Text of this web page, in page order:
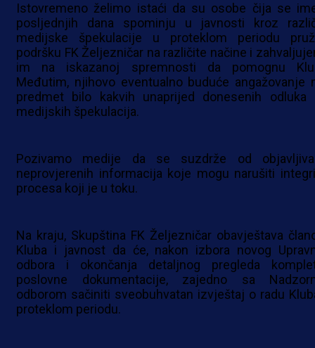
Istovremeno želimo istaći da su osobe čija se
posljednjih dana spominju u javnosti kroz
medijske špekulacije u proteklom periodu
podršku FK Željezničar na različite načine i
im na iskazanoj spremnosti da pomognu
Međutim, njihovo eventualno buduće angažovanje
predmet bilo kakvih unaprijed donesenih odluka
medijskih špekulacija.
Pozivamo medije da se suzdrže od
neprovjerenih informacija koje mogu narušiti
procesa koji je u toku.
Na kraju, Skupština FK Željezničar obavještava
Kluba i javnost da će, nakon izbora novog
odbora i okončanja detaljnog pregleda
poslovne dokumentacije, zajedno sa
odborom sačiniti sveobuhvatan izvještaj o radu
proteklom periodu.